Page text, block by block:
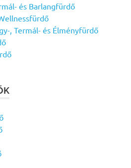
és Barlangfürdő
, Termál- és Élményfürdő